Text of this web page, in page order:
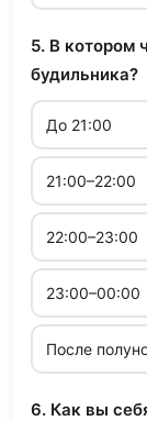
5. В котором
будильника?
До 21:00
21:00–22:00
22:00–23:00
23:00–00:00
После
6. Как вы